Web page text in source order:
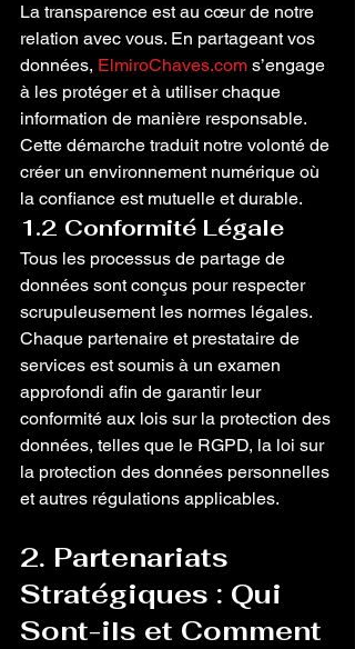
La transparence est au cœur de notre
relation avec vous. En partageant vos
données, ElmiroChaves.com s’engage
à les protéger et à utiliser chaque
information de manière responsable.
Cette démarche traduit notre volonté de
créer un environnement numérique où
la confiance est mutuelle et durable.
1.2 Conformité Légale
Tous les processus de partage de
données sont conçus pour respecter
scrupuleusement les normes légales.
Chaque partenaire et prestataire de
services est soumis à un examen
approfondi afin de garantir leur
conformité aux lois sur la protection des
données, telles que le RGPD, la loi sur
la protection des données personnelles
et autres régulations applicables.
2. Partenariats
Stratégiques : Qui
Sont-ils et Comment